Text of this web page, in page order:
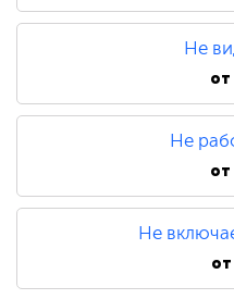
Замена
Не
от
Не
от
Не
от